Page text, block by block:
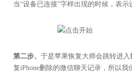
当“设备已连接”字样出现的时候，表
第二步、 于是苹果恢复大师会跳转进
复iPhone删除的微信聊天记录，所以